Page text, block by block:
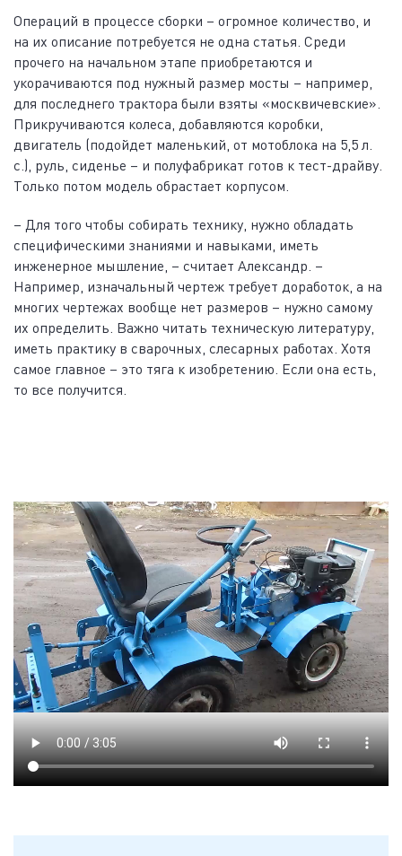
Операций в процессе сборки – огромное количество, и
на их описание потребуется не одна статья. Среди
прочего на начальном этапе приобретаются и
укорачиваются под нужный размер мосты – например,
для последнего трактора были взяты «москвичевские».
Прикручиваются колеса, добавляются коробки,
двигатель (подойдет маленький, от мотоблока на 5,5 л.
с.), руль, сиденье – и полуфабрикат готов к тест-драйву.
Только потом модель обрастает корпусом.
– Для того чтобы собирать технику, нужно обладать
специфическими знаниями и навыками, иметь
инженерное мышление, – считает Александр. –
Например, изначальный чертеж требует доработок, а на
многих чертежах вообще нет размеров – нужно самому
их определить. Важно читать техническую литературу,
иметь практику в сварочных, слесарных работах. Хотя
самое главное – это тяга к изобретению. Если она есть,
то все получится.